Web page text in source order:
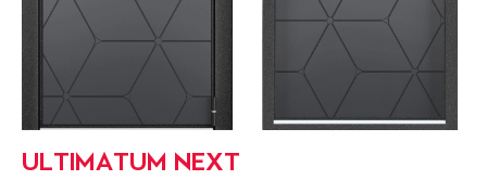
ULTIMATUM NEXT